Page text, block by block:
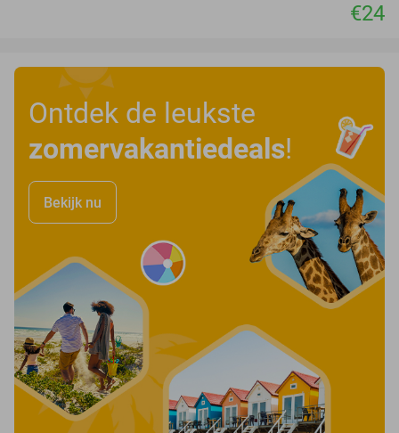
€24
Ontdek de leukste
zomervakantiedeals!
Bekijk nu